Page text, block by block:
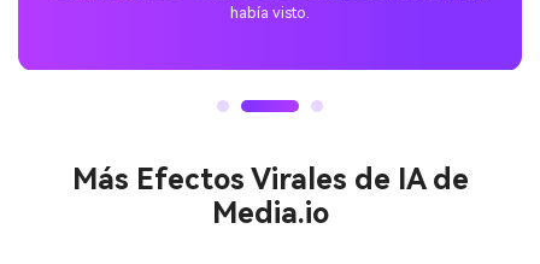
juguetón y mi publicación se volvió viral rápidamente.
Más Efectos Virales de IA de
Media.io